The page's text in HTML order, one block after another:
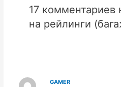
17 комментариев
на рейлинги
GAMER